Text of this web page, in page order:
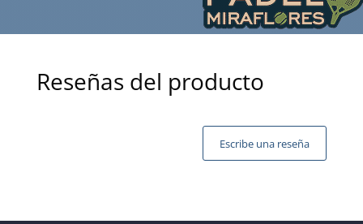
Reseñas del producto
Escribe una reseña